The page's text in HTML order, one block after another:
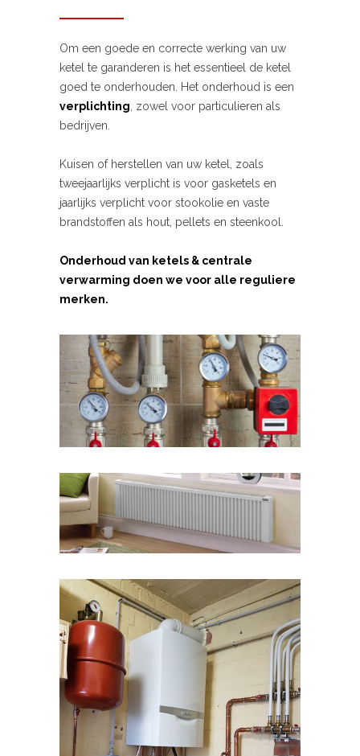
Om een goede en correcte werking van uw
ketel te garanderen is het essentieel de ketel
goed te onderhouden. Het onderhoud is een
verplichting , zowel voor particulieren als
bedrijven.
Kuisen of herstellen van uw ketel, zoals
tweejaarlijks verplicht is voor gasketels en
jaarlijks verplicht voor stookolie en vaste
brandstoffen als hout, pellets en steenkool.
Onderhoud van ketels & centrale
verwarming doen we voor alle reguliere
merken.